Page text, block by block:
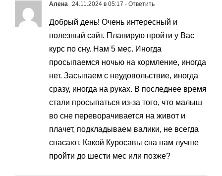
Алена 24.11.2024 в 05:17 - Ответить
Добрый день! Очень интересный и
полезный сайт. Планирую пройти у Вас
курс по сну. Нам 5 мес. Иногда
просыпаемся ночью на кормление, иногда
нет. Засыпаем с неудовольствие, иногда
сразу, иногда на руках. В последнее время
стали просыпаться из-за того, что малыш
во сне переворачивается на живот и
плачет, подкладываем валики, не всегда
спасают. Какой Куросавы сна нам лучше
пройти до шести мес или позже?